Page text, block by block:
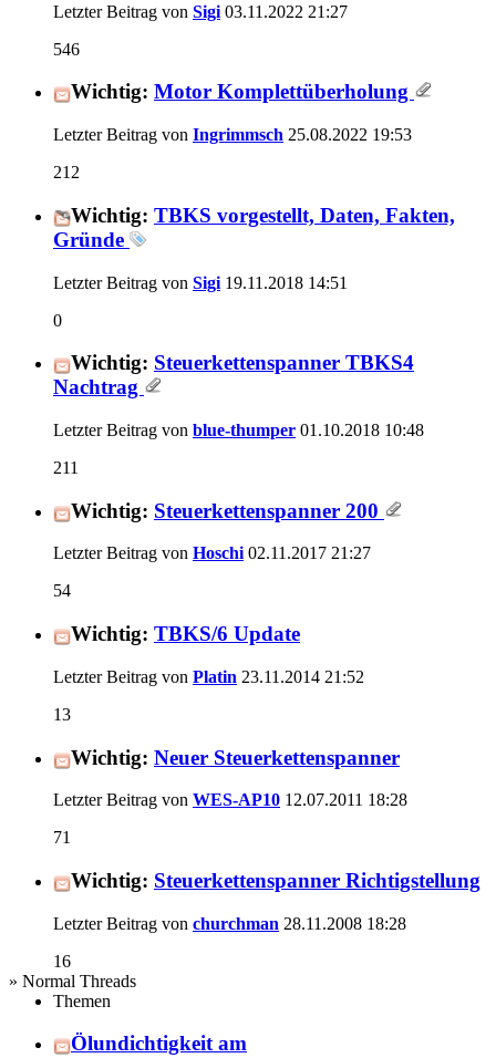
Letzter Beitrag von Sigi 03.11.2022 21:27
546
Wichtig: Motor Komplettüberholung
Letzter Beitrag von Ingrimmsch 25.08.2022 19:53
212
Wichtig: TBKS vorgestellt, Daten, Fakten,
Gründe
Letzter Beitrag von Sigi 19.11.2018 14:51
0
Wichtig: Steuerkettenspanner TBKS4
Nachtrag
Letzter Beitrag von blue-thumper 01.10.2018 10:48
211
Wichtig: Steuerkettenspanner 200
Letzter Beitrag von Hoschi 02.11.2017 21:27
54
Wichtig: TBKS/6 Update
Letzter Beitrag von Platin 23.11.2014 21:52
13
Wichtig: Neuer Steuerkettenspanner
Letzter Beitrag von WES-AP10 12.07.2011 18:28
71
Wichtig: Steuerkettenspanner Richtigstellung
Letzter Beitrag von churchman 28.11.2008 18:28
16
» Normal Threads
Themen
Ölundichtigkeit am